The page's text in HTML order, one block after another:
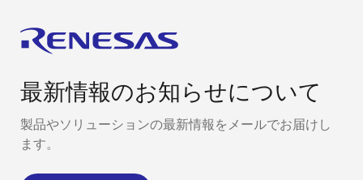
最新情報のお知らせについて
製品やソリューションの最新情報をメールでお届けし
ます。